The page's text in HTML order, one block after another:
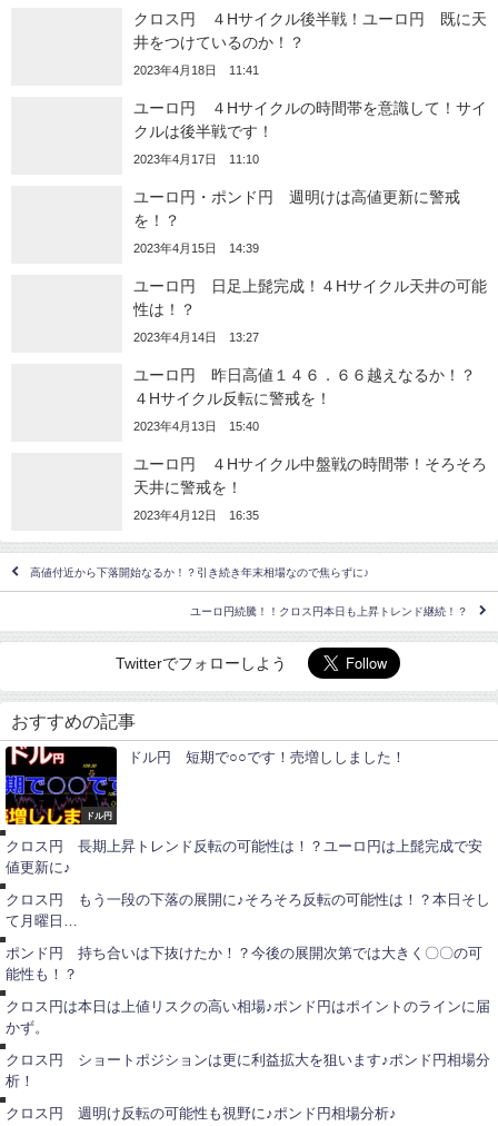
クロス円 ４Hサイクル後半戦！ユーロ円 既に天
井をつけているのか！？
2023年4月18日 11:41
ユーロ円 ４Hサイクルの時間帯を意識して！サイ
クルは後半戦です！
2023年4月17日 11:10
ユーロ円・ポンド円 週明けは高値更新に警戒
を！？
2023年4月15日 14:39
ユーロ円 日足上髭完成！４Hサイクル天井の可能
性は！？
2023年4月14日 13:27
ユーロ円 昨日高値１４６．６６越えなるか！？
４Hサイクル反転に警戒を！
2023年4月13日 15:40
ユーロ円 ４Hサイクル中盤戦の時間帯！そろそろ
天井に警戒を！
2023年4月12日 16:35
高値付近から下落開始なるか！？引き続き年末相場なので焦らずに♪
ユーロ円続騰！！クロス円本日も上昇トレンド継続！？
Twitterでフォローしよう
おすすめの記事
ドル円
ドル円 短期で○○です！売増ししました！
クロス円 長期上昇トレンド反転の可能性は！？ユーロ円は上髭完成で安
値更新に♪
クロス円 もう一段の下落の展開に♪そろそろ反転の可能性は！？本日そし
て月曜日…
ポンド円 持ち合いは下抜けたか！？今後の展開次第では大きく〇〇の可
能性も！？
クロス円は本日は上値リスクの高い相場♪ポンド円はポイントのラインに届
かず。
クロス円 ショートポジションは更に利益拡大を狙います♪ポンド円相場分
析！
クロス円 週明け反転の可能性も視野に♪ポンド円相場分析♪